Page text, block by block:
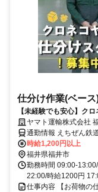
仕分け作業(ベース
【未経験でも安心】ク
ヤマト運輸株式会社
通勤情報 えちぜん鉄
時給1,200円以上
福井県福井市
勤務時間 09:00-
22:00/時給1200円
仕事内容 【お荷物の